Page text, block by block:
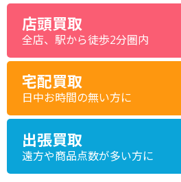
店頭買取
全店、駅から徒歩2分圏内
宅配買取
日中お時間の無い方に
出張買取
遠方や商品点数が多い方に